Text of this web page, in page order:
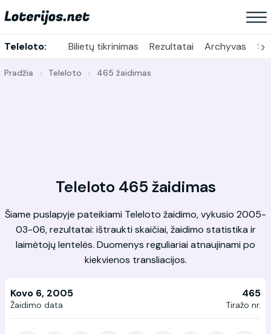
Teleloto: Bilietų tikrinimas Rezultatai Archyvas ›
Pradžia Teleloto 465 žaidimas
Teleloto 465 žaidimas
Šiame puslapyje pateikiami Teleloto žaidimo, vykusio 2005-
03-06, rezultatai: ištraukti skaičiai, žaidimo statistika ir
laimėtojų lentelės. Duomenys reguliariai atnaujinami po
kiekvienos transliacijos.
Kovo 6, 2005
Žaidimo data
465
Tiražo nr.